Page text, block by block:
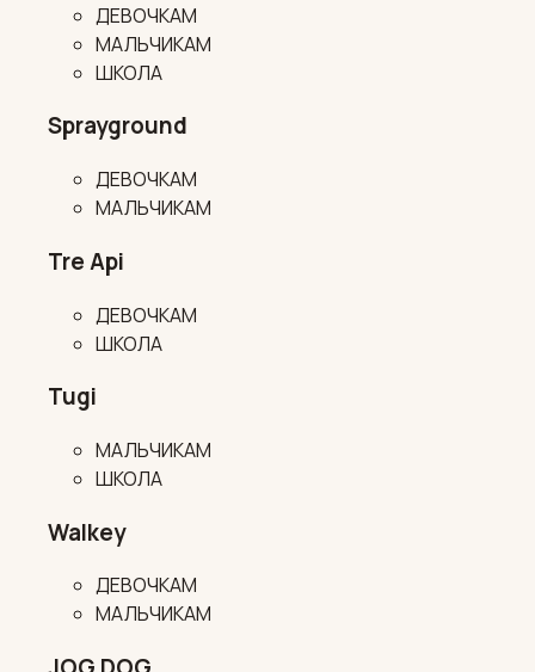
ДЕВОЧКАМ
МАЛЬЧИКАМ
ШКОЛА
Sprayground
ДЕВОЧКАМ
МАЛЬЧИКАМ
Tre Api
ДЕВОЧКАМ
ШКОЛА
Tugi
МАЛЬЧИКАМ
ШКОЛА
Walkey
ДЕВОЧКАМ
МАЛЬЧИКАМ